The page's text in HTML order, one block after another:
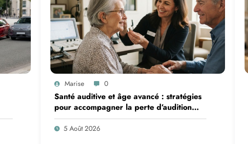
Marise 0
Santé auditive et âge avancé : stratégies
pour accompagner la perte d’audition
chez les seniors
5 Août 2026